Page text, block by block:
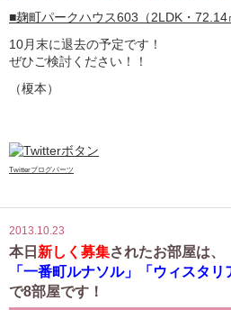
■麹町パークハウス603（2LDK・72.14
10月末に退去の予定です！
ぜひご検討ください！！
（榎本）
Twitterブログパーツ
2013.10.23
本日 新しく募集されたお部屋は、
「一番町ルナソル」「ウィスタリ
で8部屋です！